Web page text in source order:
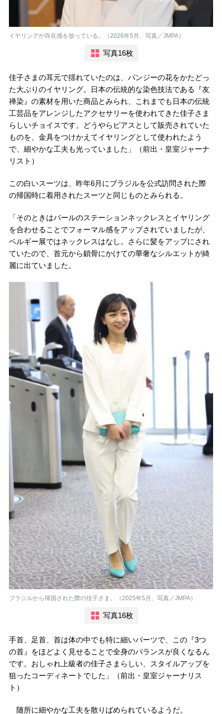
イヤリングが存在感を放っている。（2026年5月、写真／JMPA）
写真16枚
佳子さまの耳元で揺れていたのは、パンジーの花をかたどっ
た大ぶりのイヤリング。日本の伝統的な染色技法である『友
禅染』の素材を用いた商品とみられ、これまでも日本の伝統
工芸品をアレンジしたアクセサリーを使われてきた佳子さま
らしいチョイスです。どうやらピアスとして販売されていた
ものを、金具をつけかえてイヤリングとして使われたよう
で、細やかな工夫も光っていました」（前出・皇室ジャーナ
リスト）
この白いスーツは、昨年6月にブラジルを公式訪問された際
の帰国時に着用されたスーツと同じものとみられる。
「そのときはパールのステーションネックレスとイヤリング
を合わせることでフォーマル感をアップされていましたが、
ベルギー展ではネックレスはなし。さらに髪をアップにされ
ていたので、首元から鎖骨にかけての華奢なシルエットが綺
麗に出ていました。
ブラジルから帰国された際の佳子さま。（2025年5月、写真／JMPA）
写真16枚
手首、足首、首は体の中でも特に細いパーツで、この『3つ
の首』をほどよく見せることで全身のバランスが良くなるん
です。おしゃれ上級者の佳子さまらしい、スタイルアップを
狙ったコーディネートでした」（前出・皇室ジャーナリス
ト）
随所に細やかな工夫を散りばめられているようだ。